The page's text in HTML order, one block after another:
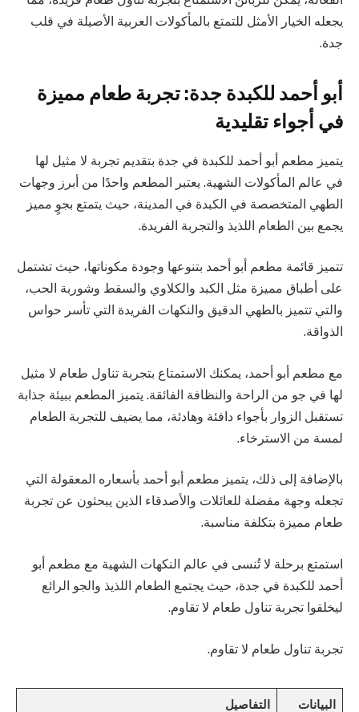
يجعله الخيار الأمثل للتمتع بالمأكولات العربية الأصيلة في قلب
جدة.
أبو أحمد للكبدة جدة: تجربة طعام مميزة
في أجواء تقليدية
يتميز مطعم أبو أحمد للكبدة في جدة بتقديم تجربة لا مثيل لها
في عالم المأكولات الشهية. يعتبر المطعم واحدًا من أبرز وجهات
الطهي المتخصصة في الكبدة في المدينة، حيث يتمتع بجوٍ مميز
يجمع بين الطعام اللذيذ والتجربة الفريدة.
تتميز قائمة مطعم أبو أحمد بتنوعها وجودة مكوناتها، حيث تشتمل
على أطباق مميزة مثل الكبد والكلاوي والسقط وشوربة الحب،
والتي تتميز بالطهي الدقيق والنكهات الفريدة التي تأسر حواس
الذواقة.
مع مطعم أبو أحمد، يمكنك الاستمتاع بتجربة تناول طعام لا مثيل
لها في جو من الراحة والنظافة الفائقة. يتميز المطعم ببيئة جذابة
تستقبل الزوار بأجواء دافئة وهادئة، مما يضيف للتجربة الطعام
لمسة من الاسترخاء.
بالإضافة إلى ذلك، يتميز مطعم أبو أحمد بأسعاره المعقولة التي
تجعله وجهة مفضلة للعائلات والأصدقاء الذين يبحثون عن تجربة
طعام مميزة بتكلفة مناسبة.
استمتع برحلة لا تُنسى في عالم النكهات الشهية مع مطعم أبو
أحمد للكبدة في جدة، حيث يجتمع الطعام اللذيذ والجو الرائع
ليخلقوا تجربة تناول طعام لا تقاوم.
تجربة تناول طعام لا تقاوم.
البيانات التفاصيل